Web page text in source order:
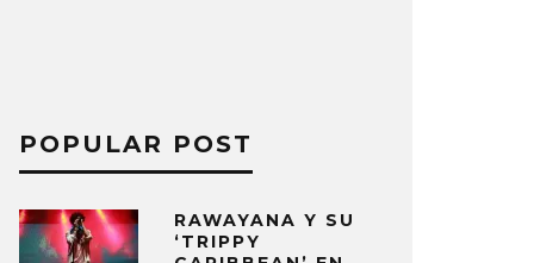
POPULAR POST
RAWAYANA Y SU
‘TRIPPY